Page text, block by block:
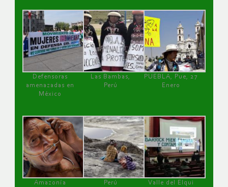
Defensoras
amenazadas en
México
Las Bambas,
Perú
PUEBLA, Pue, 27
Enero
Amazonía
Perú
Valle del Elqui